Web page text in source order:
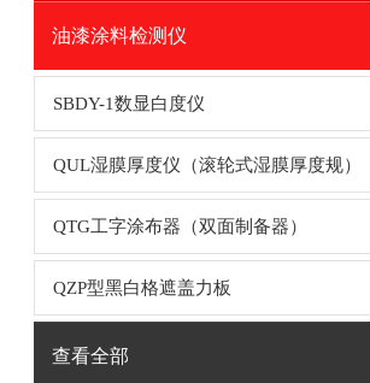
油漆涂料检测仪
SBDY-1数显白度仪
QUL湿膜厚度仪（滚轮式湿膜厚度规）
QTG工字涂布器（双面制备器）
QZP型黑白格遮盖力板
查看全部